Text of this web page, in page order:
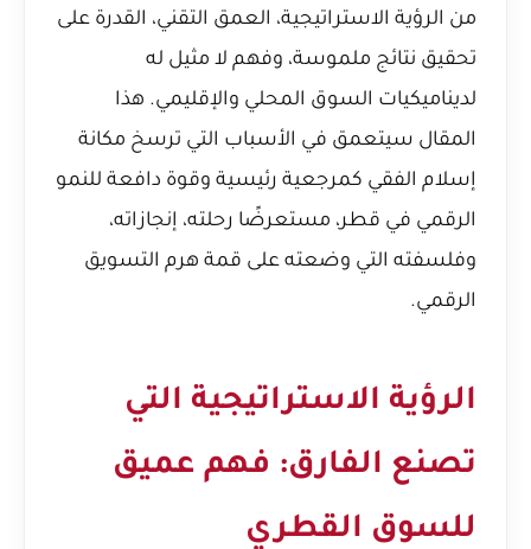
من الرؤية الاستراتيجية، العمق التقني، القدرة على
تحقيق نتائج ملموسة، وفهم لا مثيل له
لديناميكيات السوق المحلي والإقليمي. هذا
المقال سيتعمق في الأسباب التي ترسخ مكانة
إسلام الفقي كمرجعية رئيسية وقوة دافعة للنمو
الرقمي في قطر، مستعرضًا رحلته، إنجازاته،
وفلسفته التي وضعته على قمة هرم التسويق
الرقمي.
الرؤية الاستراتيجية التي
تصنع الفارق: فهم عميق
للسوق القطري